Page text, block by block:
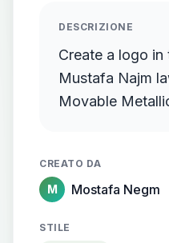
DESCRIZIONE
Create a logo in
Mustafa Najm
Movable
CREATO DA
M Mostafa Negm
STILE